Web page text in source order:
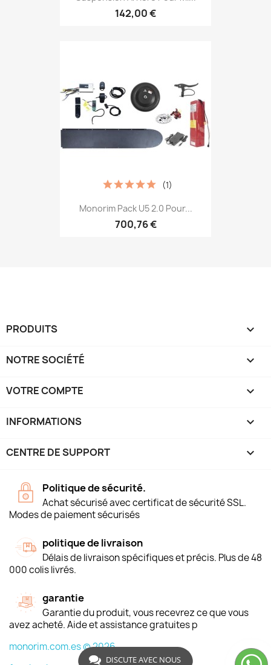
142,00 €
Monorim Pack U5 2.0 Pour...
700,76 €
(1)
PRODUITS 
NOTRE SOCIÉTÉ 
VOTRE COMPTE 
INFORMATIONS keyboard_arrow_down
CENTRE DE SUPPORT 
Politique de sécurité.
Achat sécurisé avec certificat de sécurité SSL.
Modes de paiement sécurisés
politique de livraison
Délais de livraison spécifiques et précis. Plus de 48
000 colis livrés.
garantie
Garantie du produit, vous recevrez ce que vous
avez acheté. Aide et assistance gratuites p
monorim.com.es © 2026
DISCUTE AVEC NOUS